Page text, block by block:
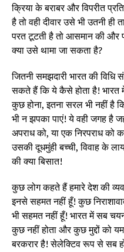
क्रिया के बराबर और विपरीत
है तो वही दीवार उसे भी उतनी
परत टूटती है तो आसमान की और
क्या उसे थामा जा सकता है?
जितनी समझदारी भारत की
सकते हैं कि ये कैसे होता है! भारत
कुछ होना, इतना सरल भी नहीं
भी न झपका पाएं! ये वही जगह है
अपराध को, या एक निरपराध को
उसकी दूधमुंही बच्ची, विवाह के
की क्या बिसात!
कुछ लोग कहते हैं हमारे देश की
इनसे सहमत नहीं हूँ! कुछ
भी सहमत नहीं हूँ! भारत में सब
कुछ नहीं होता और कुछ मुद्दों को
बरकरार है! सेलेक्टिव रूप से सब